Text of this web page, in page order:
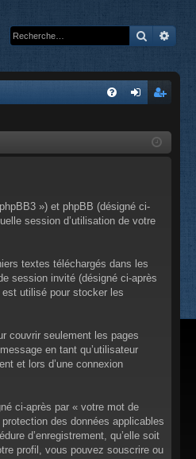
nr
») et phpBB (désigné ci-
session d’utilisation de votre
textes téléchargés dans les
session invité (désigné ci-après
utilisé pour stocker les
couvrir seulement les pages
en tant qu’utilisateur
et lors d’une connexion
ci-après par « votre mot de
des données applicables
d’enregistrement, qu’elle soit
profil, vous pouvez souscrire ou